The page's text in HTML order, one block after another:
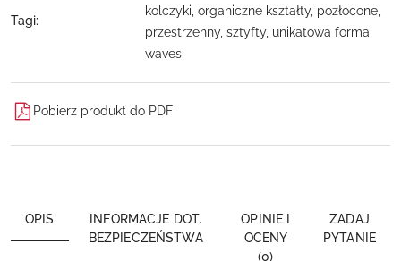
Tagi:
kolczyki, organiczne kształty, pozłocone,
przestrzenny, sztyfty, unikatowa forma,
waves
Pobierz produkt do PDF
OPIS
INFORMACJE DOT.
BEZPIECZEŃSTWA
OPINIE I
OCENY
(0)
ZADAJ
PYTANIE